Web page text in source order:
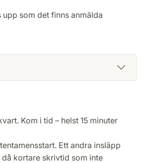
som det finns anmälda
Kom i tid – helst 15 minuter
Ett andra insläpp
kortare skrivtid som inte